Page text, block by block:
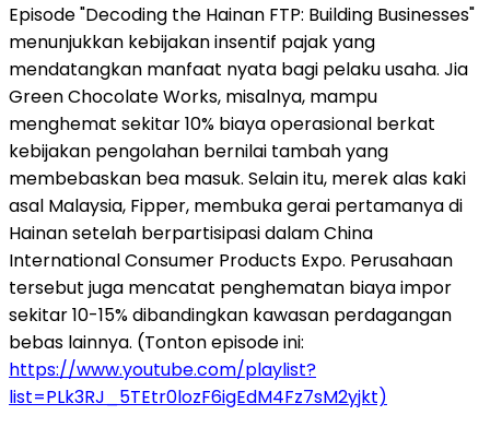
Episode "Decoding the Hainan FTP: Building Businesses"
menunjukkan kebijakan insentif pajak yang
mendatangkan manfaat nyata bagi pelaku usaha. Jia
Green Chocolate Works, misalnya, mampu
menghemat sekitar 10% biaya operasional berkat
kebijakan pengolahan bernilai tambah yang
membebaskan bea masuk. Selain itu, merek alas kaki
asal Malaysia, Fipper, membuka gerai pertamanya di
Hainan setelah berpartisipasi dalam China
International Consumer Products Expo. Perusahaan
tersebut juga mencatat penghematan biaya impor
sekitar 10-15% dibandingkan kawasan perdagangan
bebas lainnya. (Tonton episode ini:
https://www.youtube.com/playlist?
list=PLk3RJ_5TEtr0lozF6igEdM4Fz7sM2yjkt)